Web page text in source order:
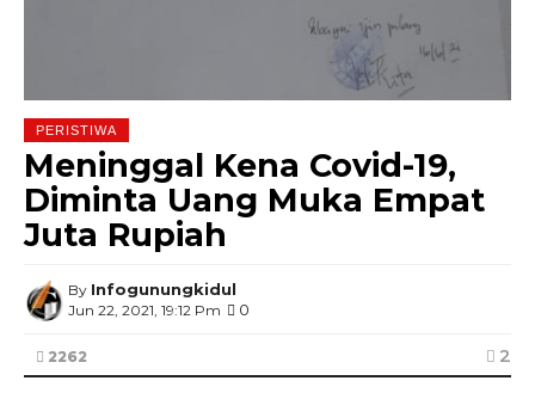
PERISTIWA
Meninggal Kena Covid-19,
Diminta Uang Muka Empat
Juta Rupiah
By Infogunungkidul
Jun 22, 2021, 19:12 Pm 0
2262 2